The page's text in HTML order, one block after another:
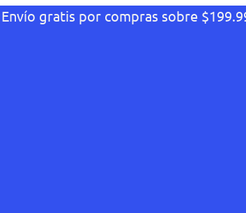
gratis por compras sobre